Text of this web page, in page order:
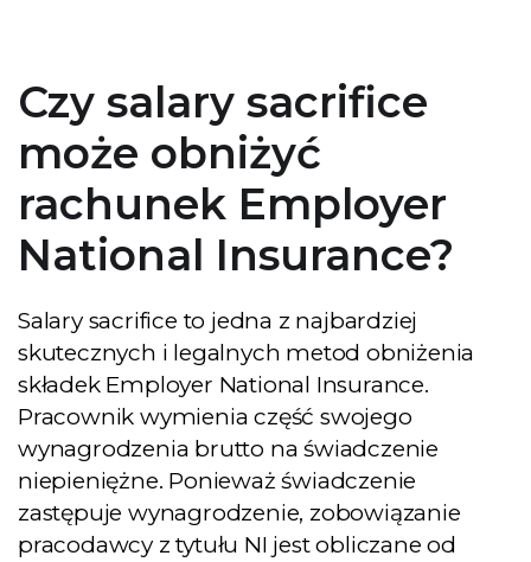
Czy salary sacrifice
może obniżyć
rachunek Employer
National Insurance?
Salary sacrifice to jedna z najbardziej
skutecznych i legalnych metod obniżenia
składek Employer National Insurance.
Pracownik wymienia część swojego
wynagrodzenia brutto na świadczenie
niepieniężne. Ponieważ świadczenie
zastępuje wynagrodzenie, zobowiązanie
pracodawcy z tytułu NI jest obliczane od
E-booka
Zostaw swoje dane i
pobierz Poradnik
Przedsiębiorcy - aż 35
stron praktycznej
wiedzy!